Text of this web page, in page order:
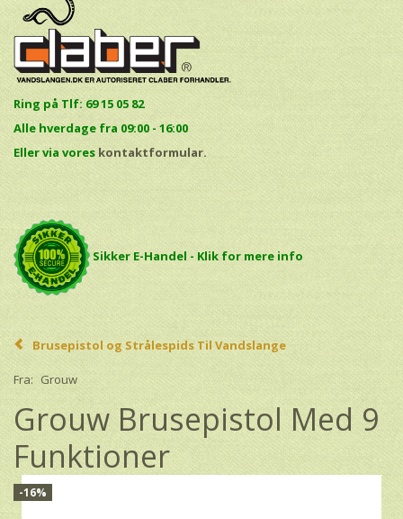
Ring på Tlf: 69 15 05 82
Alle hverdage fra 09:00 - 16:00
Eller via vores kontaktformular.
Sikker E-Handel - Klik for mere info
Brusepistol og Strålespids Til Vandslange
Fra: Grouw
Grouw Brusepistol Med 9
Funktioner
-16%